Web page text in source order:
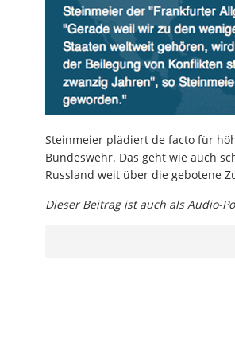
Steinmeier plädiert de facto für
Bundeswehr. Das geht wie auch
Russland weit über die gebotene
Dieser Beitrag ist auch als Audio-